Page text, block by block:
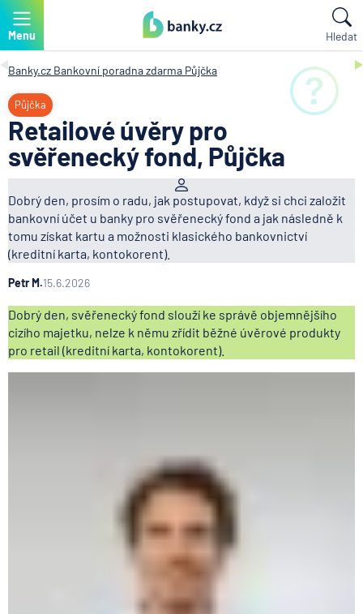
Menu Hledat
Banky.cz Bankovní poradna zdarma Půjčka
Půjčka
Retailové úvěry pro
svěřenecký fond, Půjčka
Dobrý den, prosím o radu, jak postupovat, když si chci založit
bankovní účet u banky pro svěřenecký fond a jak následně k
tomu získat kartu a možnosti klasického bankovnictví
(kreditní karta, kontokorent).
Petr M.15.6.2026
Dobrý den, svěřenecký fond slouží ke správě objemnějšího
cizího majetku, nelze k němu zřídit běžné úvěrové produkty
pro retail (kreditní karta, kontokorent).